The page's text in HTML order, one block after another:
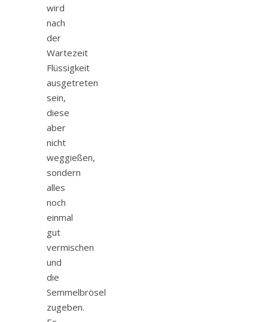
wird
nach
der
Wartezeit
Flüssigkeit
ausgetreten
sein,
diese
aber
nicht
weggießen,
sondern
alles
noch
einmal
gut
vermischen
und
die
Semmelbrösel
zugeben.